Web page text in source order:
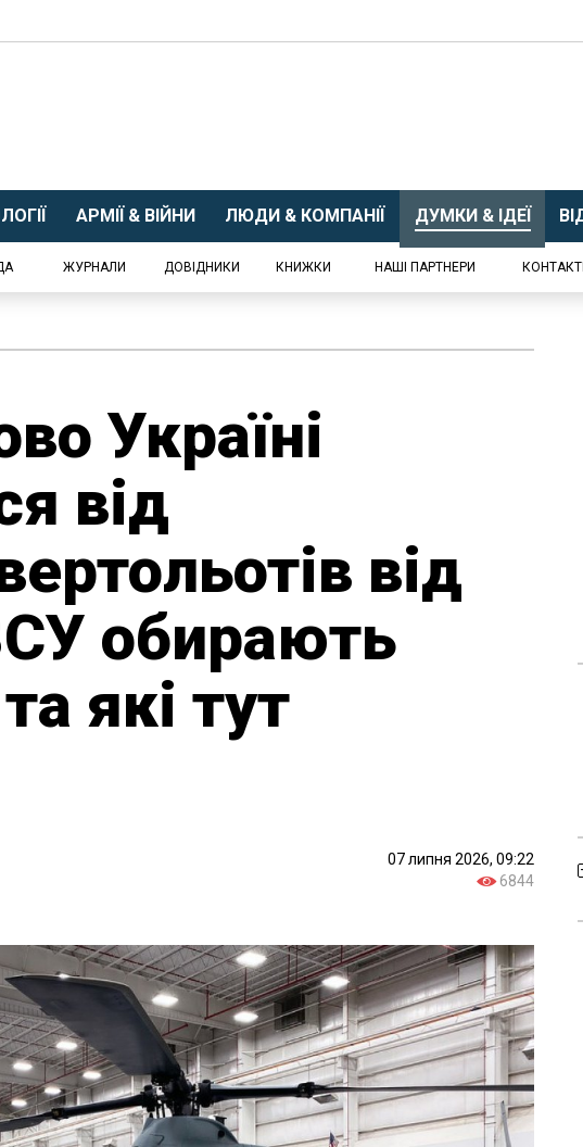
АРМІЇ & ВІЙНИ ЛЮДИ & КОМПАНІЇ ДУМКИ & ІДЕЇ
ЖУРНАЛИ ДОВІДНИКИ КНИЖКИ НАШІ ПАРТНЕРИ
Україні
від
від
обирають
які тут
07 липня 2026, 09:22
6844